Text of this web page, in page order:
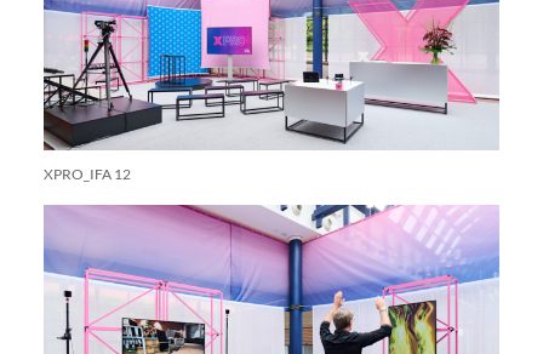
XPRO_IFA 12